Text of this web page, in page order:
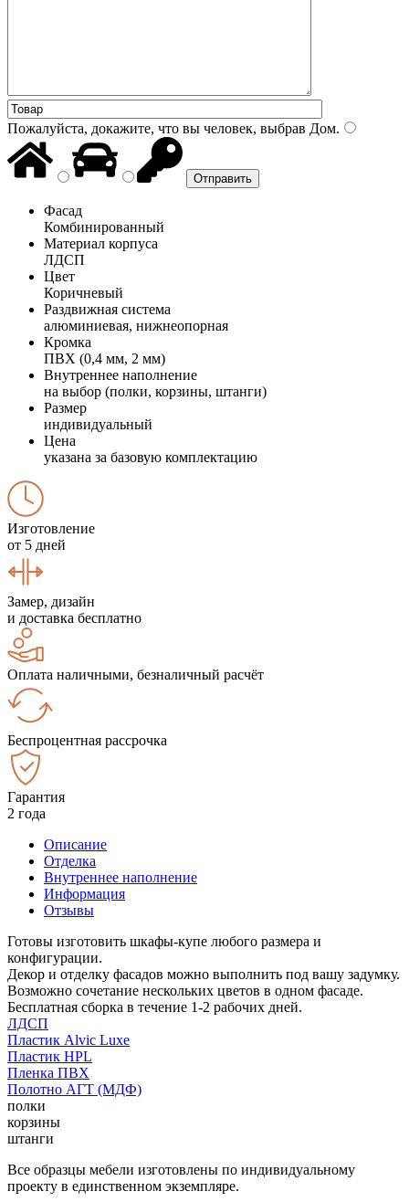
Пожалуйста, докажите, что вы человек, выбрав Дом.
Фасад
Комбинированный
Материал корпуса
ЛДСП
Цвет
Коричневый
Раздвижная система
алюминиевая, нижнеопорная
Кромка
ПВХ (0,4 мм, 2 мм)
Внутреннее наполнение
на выбор (полки, корзины, штанги)
Размер
индивидуальный
Цена
указана за базовую комплектацию
Изготовление
от 5 дней
Замер, дизайн
и доставка бесплатно
Оплата наличными, безналичный расчёт
Беспроцентная рассрочка
Гарантия
2 года
Описание
Отделка
Внутреннее наполнение
Информация
Отзывы
Готовы изготовить шкафы-купе любого размера и
конфигурации.
Декор и отделку фасадов можно выполнить под вашу задумку.
Возможно сочетание нескольких цветов в одном фасаде.
Бесплатная сборка в течение 1-2 рабочих дней.
ЛДСП
Пластик Alvic Luxe
Пластик HPL
Пленка ПВХ
Полотно АГТ (МДФ)
полки
корзины
штанги
Все образцы мебели изготовлены по индивидуальному
проекту в единственном экземпляре.